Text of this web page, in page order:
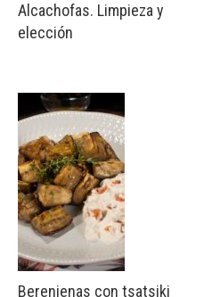
Alcachofas. Limpieza y
elección
Berenjenas con tsatsiki